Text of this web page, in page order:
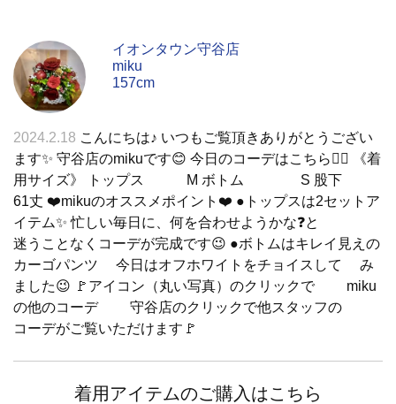
イオンタウン守谷店
miku
157cm
2024.2.18 こんにちは♪ いつもご覧頂きありがとうござい
ます✨ 守谷店のmikuです😊 今日のコーデはこちら💁‍♀️ 《着
用サイズ》 トップス M ボトム S 股下
61丈 ❤️mikuのオススメポイント❤️ ●トップスは2セットア
イテム✨ 忙しい毎日に、何を合わせようかな❓と
迷うことなくコーデが完成です😉 ●ボトムはキレイ見えの
カーゴパンツ 今日はオフホワイトをチョイスして み
ました😉 🚩アイコン（丸い写真）のクリックで miku
の他のコーデ 守谷店のクリックで他スタッフの
コーデがご覧いただけます🚩
着用アイテムのご購入はこちら